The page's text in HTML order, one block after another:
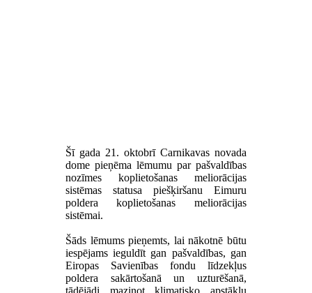
Šī gada 21. oktobrī Carnikavas novada
dome pieņēma lēmumu par pašvaldības
nozīmes koplietošanas meliorācijas
sistēmas statusa piešķiršanu Eimuru
poldera koplietošanas meliorācijas
sistēmai.
Šāds lēmums pieņemts, lai nākotnē būtu
iespējams ieguldīt gan pašvaldības, gan
Eiropas Savienības fondu līdzekļus
poldera sakārtošanā un uzturēšanā,
tādējādi mazinot klimatisko apstākļu